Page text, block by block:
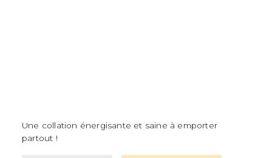
Une collation énergisante et saine à emporter
partout !